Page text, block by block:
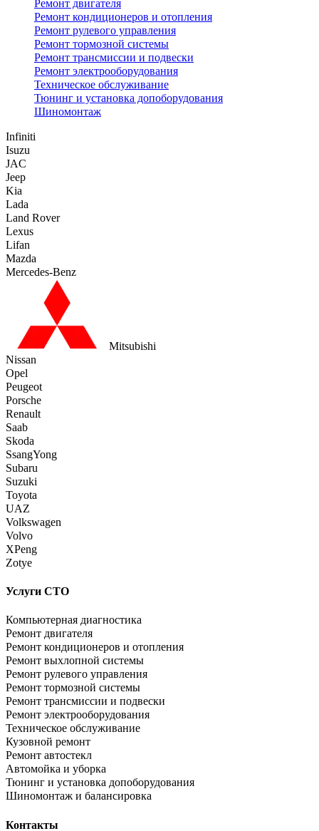
Ремонт двигателя
Ремонт кондиционеров и отопления
Ремонт рулевого управления
Ремонт тормозной системы
Ремонт трансмиссии и подвески
Ремонт электрооборудования
Техническое обслуживание
Тюнинг и установка допоборудования
Шиномонтаж
Infiniti
Isuzu
JAC
Jeep
Kia
Lada
Land Rover
Lexus
Lifan
Mazda
Mercedes-Benz
Mitsubishi
Nissan
Opel
Peugeot
Porsche
Renault
Saab
Skoda
SsangYong
Subaru
Suzuki
Toyota
UAZ
Volkswagen
Volvo
XPeng
Zotye
Услуги СТО
Компьютерная диагностика
Ремонт двигателя
Ремонт кондиционеров и отопления
Ремонт выхлопной системы
Ремонт рулевого управления
Ремонт тормозной системы
Ремонт трансмиссии и подвески
Ремонт электрооборудования
Техническое обслуживание
Кузовной ремонт
Ремонт автостекл
Автомойка и уборка
Тюнинг и установка допоборудования
Шиномонтаж и балансировка
Контакты